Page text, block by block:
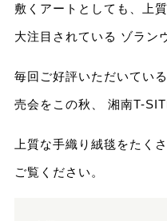
敷くアートとしても、上
大注目されている ゾラン
毎回ご好評いただいてい
売会をこの秋、 湘南T-
上質な手織り絨毯をたく
ご覧ください。